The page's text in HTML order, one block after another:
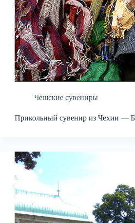
Чешские сувениры
Прикольный сувенир из Чехии —